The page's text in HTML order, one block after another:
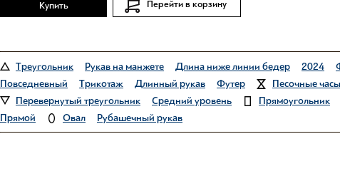
Купить Перейти в корзину
Треугольник Рукав на манжете Длина ниже линии бедер 2024
Повседневный
Трикотаж Длинный рукав Футер
Песочные часы
Перевернутый треугольник
Средний уровень Прямоугольник
Прямой
Овал Рубашечный рукав